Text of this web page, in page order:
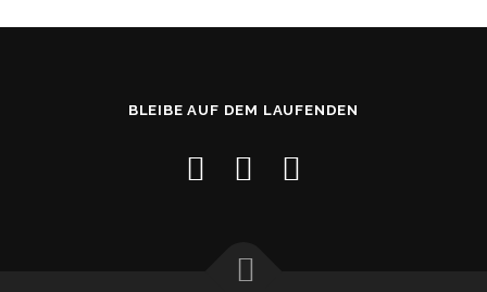
BLEIBE AUF DEM LAUFENDEN